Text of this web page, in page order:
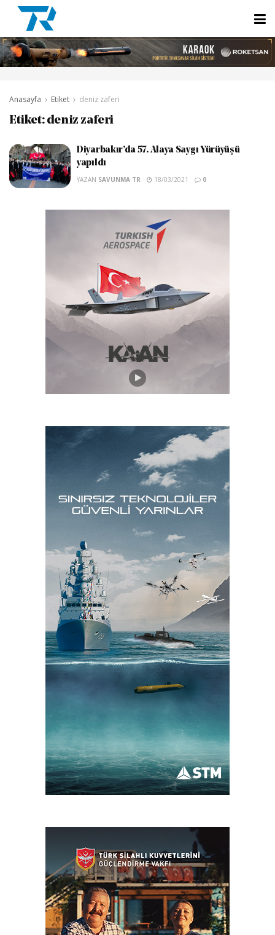
Anasayfa Etiket deniz zaferi
Etiket: deniz zaferi
Diyarbakır’da 57. Alaya Saygı Yürüyüşü
yapıldı
YAZAN SAVUNMA TR 18/03/2021 0